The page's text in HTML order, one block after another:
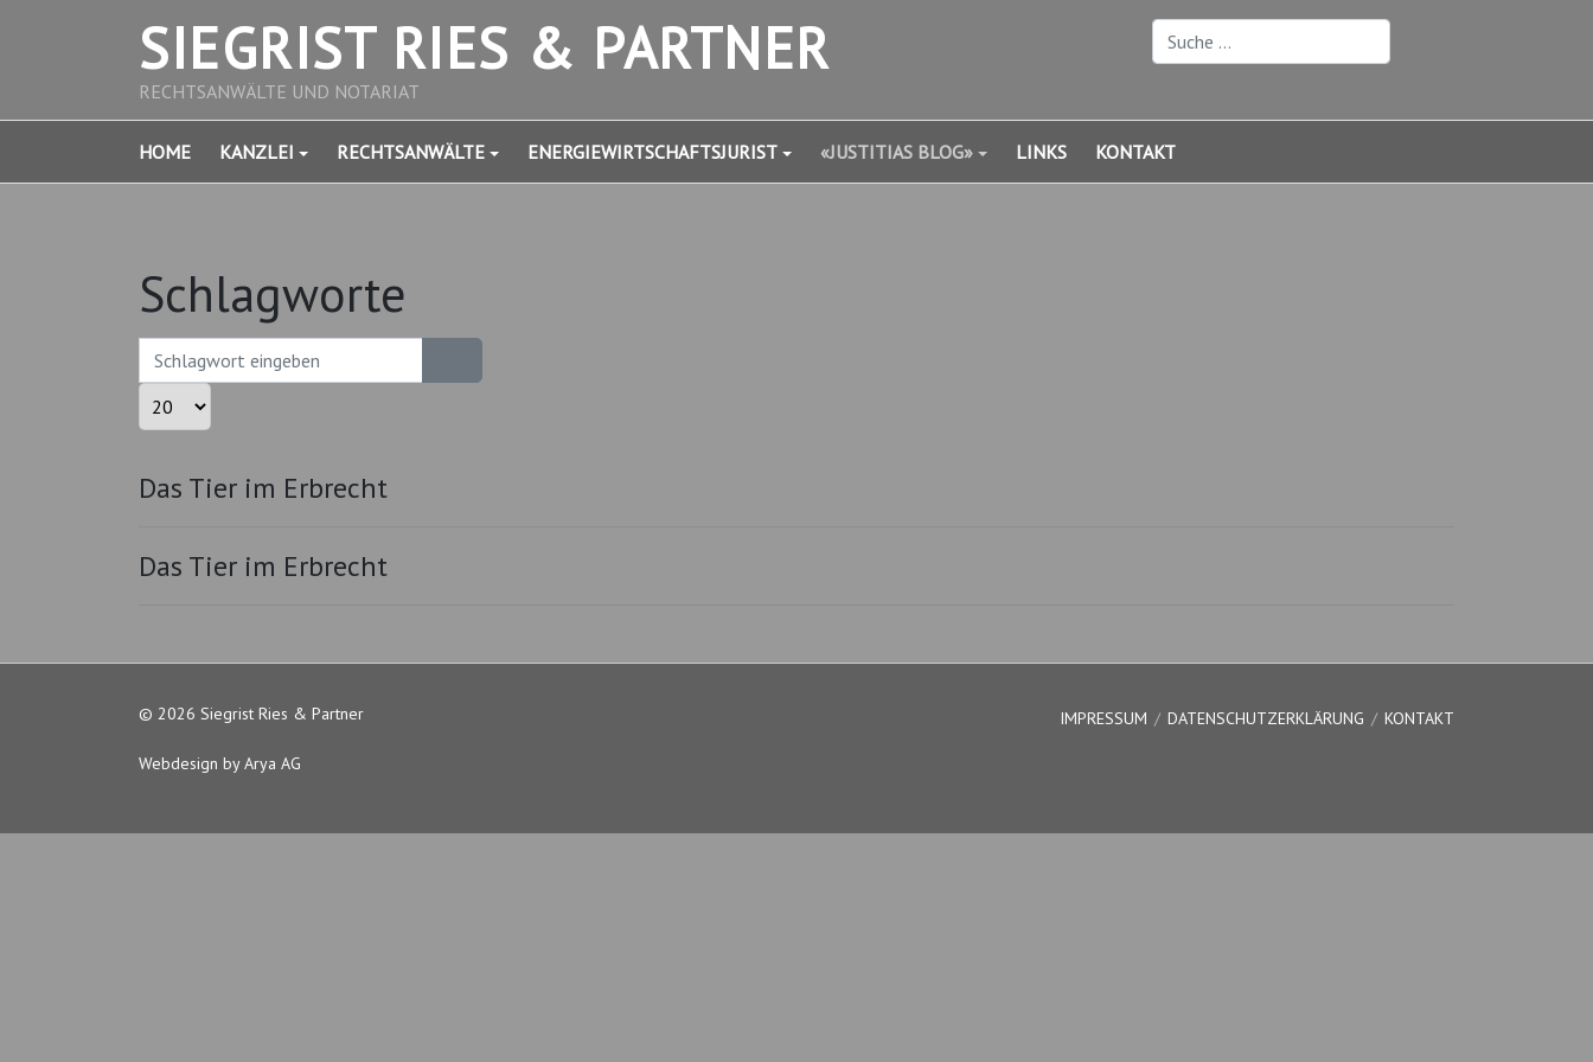
SIEGRIST RIES & PARTNER
RECHTSANWÄLTE UND NOTARIAT
Suchen
HOME KANZLEI RECHTSANWÄLTE ENERGIEWIRTSCHAFTSJURIST «JUSTITIAS BLOG» LINKS KONTAKT
Schlagworte
Schlagwort eingeben
Anzeige #
Das Tier im Erbrecht
Das Tier im Erbrecht
© 2026 Siegrist Ries & Partner
Webdesign by Arya AG
IMPRESSUM DATENSCHUTZERKLÄRUNG KONTAKT